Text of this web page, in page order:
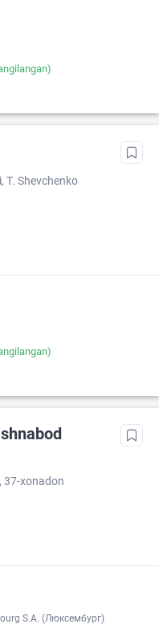
T. Shevchenko
37-xonadon
S.A. (Люксембург)